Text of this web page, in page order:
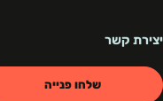
יצירת קשר
שלחו פנייה